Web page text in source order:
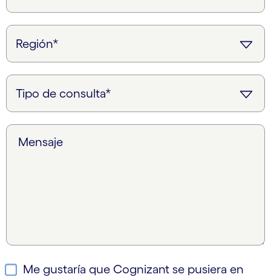
Mensaje
Me gustaría que Cognizant se pusiera en